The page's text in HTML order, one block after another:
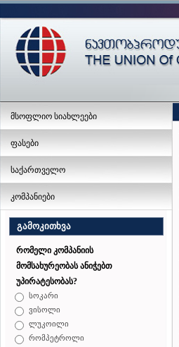
მსოფლიო სიახლეები
ფასები
საქართველო
კომპანიები
გამოკითხვა
რომელი კომპანიის
მომსახურეობას ანიჭებთ
უპირატესობას?
სოკარი
ვისოლი
ლუკოილი
რომპეტროლი